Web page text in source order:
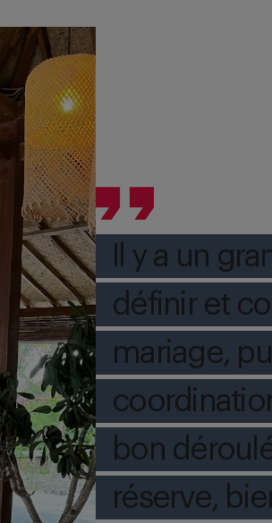
Il y a un
définir et
mariage,
bon
réserve,